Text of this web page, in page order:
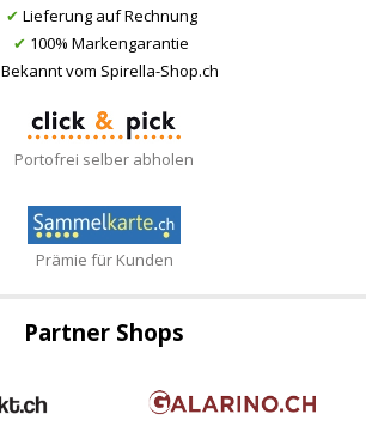
✔ Lieferung auf Rechnung
✔ 100% Markengarantie
Bekannt vom Spirella-Shop.ch
Portofrei selber abholen
Prämie für Kunden
Partner Shops